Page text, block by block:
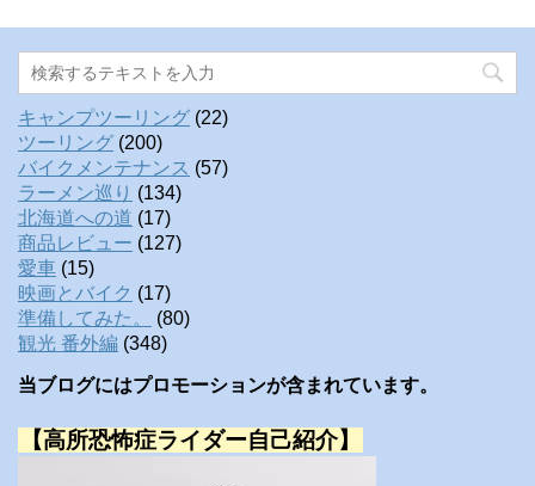
キャンプツーリング (22)
ツーリング (200)
バイクメンテナンス (57)
ラーメン巡り (134)
北海道への道 (17)
商品レビュー (127)
愛車 (15)
映画とバイク (17)
準備してみた。
(80)
観光 番外編 (348)
当ブログにはプロモーションが含まれています。
【高所恐怖症ライダー自己紹介】